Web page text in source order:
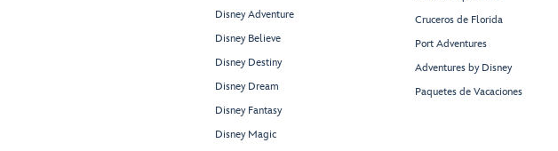
Disney Adventure
Disney Believe
Disney Destiny
Disney Dream
Disney Fantasy
Disney Magic
Cruceros de Florida
Port Adventures
Adventures by Disney
Paquetes de Vacaciones